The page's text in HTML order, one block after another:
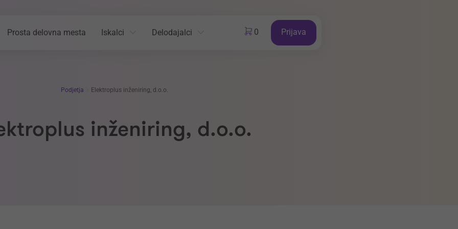
Prosta delovna mesta Iskalci Delodajalci 0 Prijava
Podjetja Elektroplus inženiring, d.o.o.
inženiring, d.o.o.